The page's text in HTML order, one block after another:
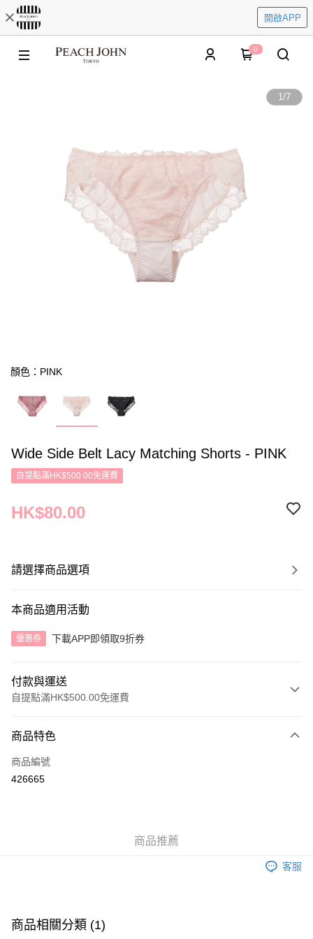
開啟APP
0
1/7
顏色：PINK
Wide Side Belt Lacy Matching Shorts - PINK
自提點滿HK$500.00免運費
HK$80.00
請選擇商品選項
本商品適用活動
優惠券 下載APP即領取9折券
付款與運送
自提點滿HK$500.00免運費
信用卡
AlipayHK
每筆HK$40.00，滿HK$500.00或以上免運費
付款後順豐合作便利店
每筆HK$40.00，滿HK$500.00或以上免運費
商品特色
商品編號
426665
商品推薦
客服
商品相關分類 (1)